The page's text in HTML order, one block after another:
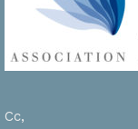
Cc,